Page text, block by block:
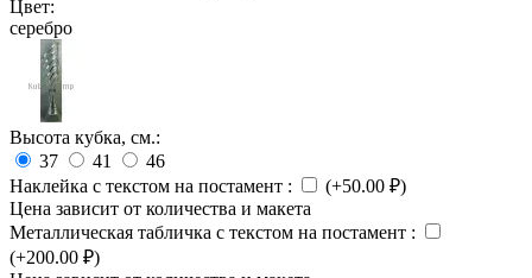
Цвет:
серебро
Высота кубка, см.:
37
41
46
Наклейка с текстом на постамент : (+50.00 ₽)
Цена зависит от количества и макета
Металлическая табличка с текстом на постамент :
(+200.00 ₽)